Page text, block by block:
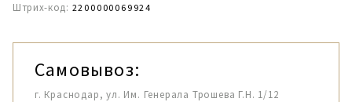
Штрих-код: 2200000069924
Самовывоз:
г. Краснодар, ул. Им. Генерала Трошева Г.Н. 1/12